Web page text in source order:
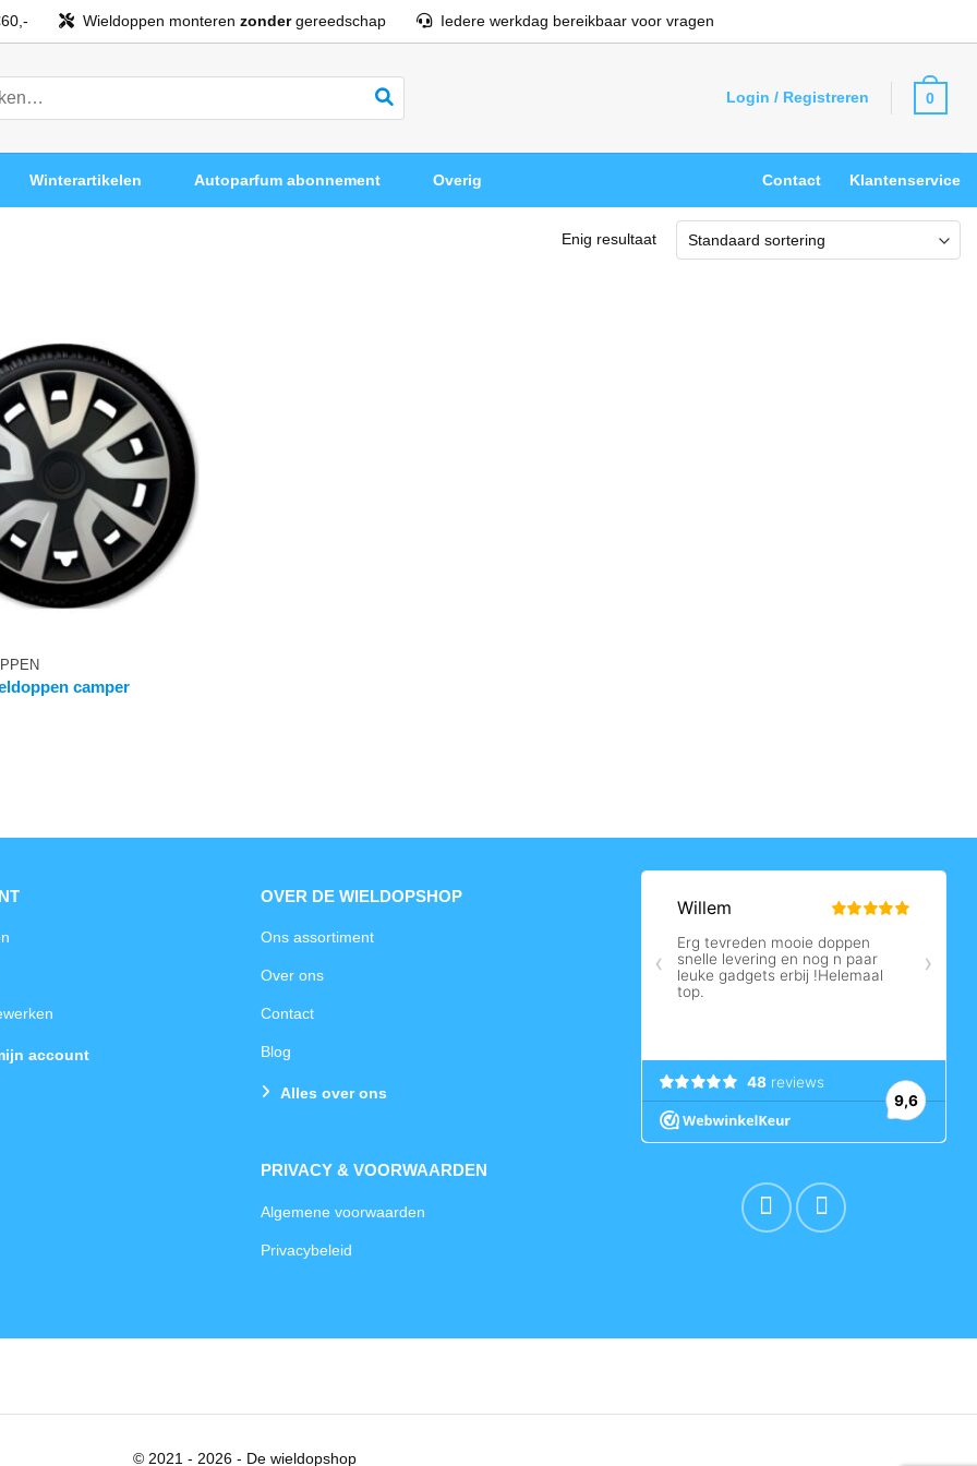
Wieldoppen monteren zondergereedschap Iedere werkdag bereikbaar voor vragen
Login / Registreren 0
Winterartikelen Autoparfum abonnement Overig Contact Klantenservice
Enig resultaat
camper
account
OVER DE WIELDOPSHOP
Ons assortiment
Over ons
Contact
Blog
Alles over ons
PRIVACY & VOORWAARDEN
Algemene voorwaarden
Privacybeleid
© 2021 - 2026 - De wieldopshop